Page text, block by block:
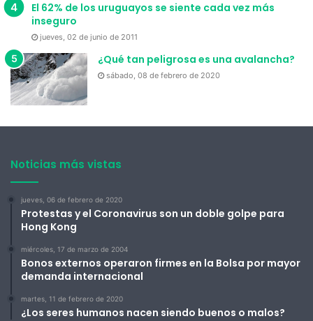
El 62% de los uruguayos se siente cada vez más
inseguro
jueves, 02 de junio de 2011
¿Qué tan peligrosa es una avalancha?
sábado, 08 de febrero de 2020
Noticias más vistas
jueves, 06 de febrero de 2020
Protestas y el Coronavirus son un doble golpe para
Hong Kong
miércoles, 17 de marzo de 2004
Bonos externos operaron firmes en la Bolsa por mayor
demanda internacional
martes, 11 de febrero de 2020
¿Los seres humanos nacen siendo buenos o malos?